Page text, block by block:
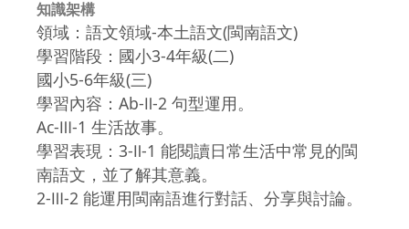
知識架構
領域：語文領域-本土語文(閩南語文)
學習階段：國小3-4年級(二)
國小5-6年級(三)
學習內容：Ab-Ⅱ-2 句型運用。
Ac-Ⅲ-1 生活故事。
學習表現：3-Ⅱ-1 能閱讀日常生活中常見的閩
南語文，並了解其意義。
2-Ⅲ-2 能運用閩南語進行對話、分享與討論。